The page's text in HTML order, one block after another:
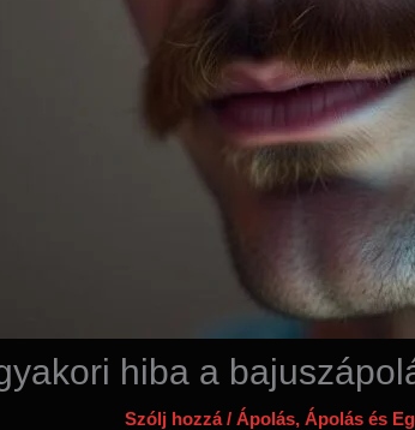
hiba a
Szólj hozzá / Ápolás, Ápolás és